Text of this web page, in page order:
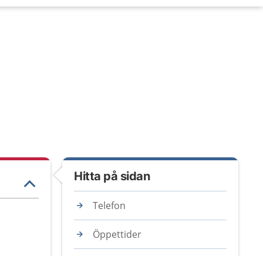
Hitta på sidan
Telefon
Öppettider